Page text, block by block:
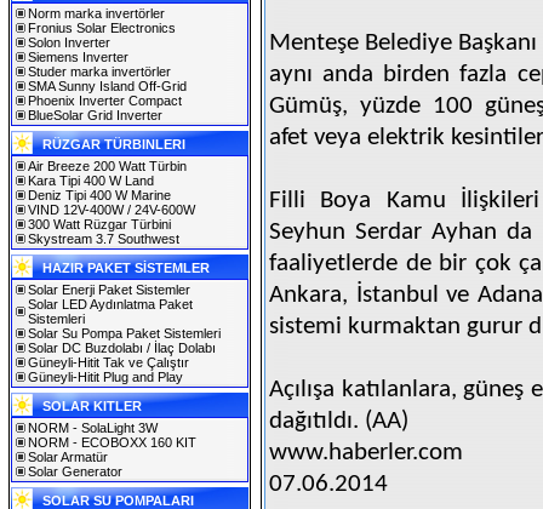
Norm marka invertörler
Fronius Solar Electronics
Solon Inverter
Siemens Inverter
Studer marka invertörler
SMA Sunny Island Off-Grid
Phoenix Inverter Compact
BlueSolar Grid Inverter
RÜZGAR TÜRBINLERI
Air Breeze 200 Watt Türbin
Kara Tipi 400 W Land
Deniz Tipi 400 W Marine
VIND 12V-400W / 24V-600W
300 Watt Rüzgar Türbini
Skystream 3.7 Southwest
HAZIR PAKET SİSTEMLER
Solar Enerji Paket Sistemler
Solar LED Aydınlatma Paket
Sistemleri
Solar Su Pompa Paket Sistemleri
Solar DC Buzdolabı / İlaç Dolabı
Güneyli-Hitit Tak ve Çalıştır
Güneyli-Hitit Plug and Play
SOLAR KITLER
NORM - SolaLight 3W
NORM - ECOBOXX 160 KIT
Solar Armatür
Solar Generator
SOLAR SU POMPALARI
Menteşe Belediye
aynı anda birden fazla
Gümüş, yüzde 100
afet veya elektrik
Filli Boya Kamu
Seyhun Serdar Ayhan
faaliyetlerde de bir çok
Ankara, İstanbul ve
sistemi kurmaktan gurur
Açılışa katılanlara, güneş
dağıtıldı. (AA)
www.haberler.com
07.06.2014